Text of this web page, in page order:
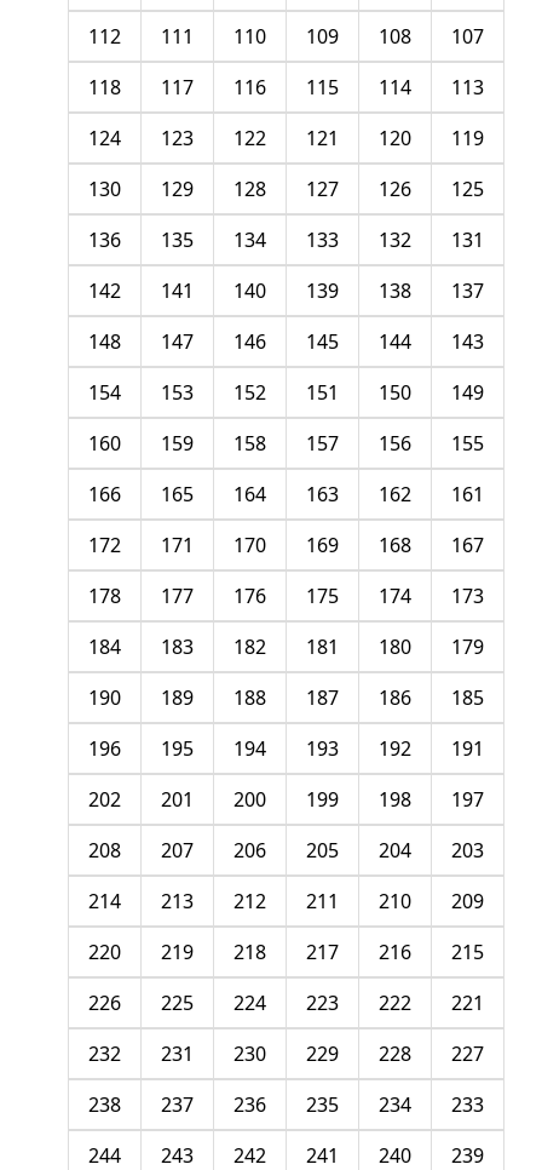
107
108
109
110
111
112
113
114
115
116
117
118
119
120
121
122
123
124
125
126
127
128
129
130
131
132
133
134
135
136
137
138
139
140
141
142
143
144
145
146
147
148
149
150
151
152
153
154
155
156
157
158
159
160
161
162
163
164
165
166
167
168
169
170
171
172
173
174
175
176
177
178
179
180
181
182
183
184
185
186
187
188
189
190
191
192
193
194
195
196
197
198
199
200
201
202
203
204
205
206
207
208
209
210
211
212
213
214
215
216
217
218
219
220
221
222
223
224
225
226
227
228
229
230
231
232
233
234
235
236
237
238
239
240
241
242
243
244